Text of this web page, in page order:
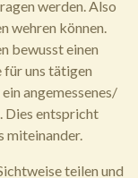
werden. Also
wehren können.
bewusst einen
für uns tätigen
angemessenes/
Dies entspricht
miteinander.
teilen und